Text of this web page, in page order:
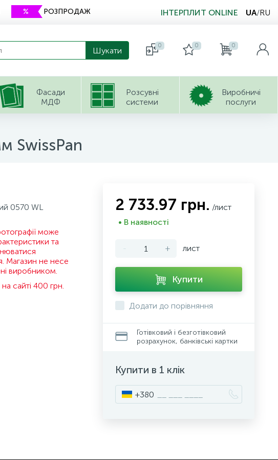
% РОЗПРОДАЖ ІНТЕРПЛИТ ONLINE UA/RU
0 0 0
Фасади
МДФ
Розсувні
системи
Виробничі
послуги
SwissPan
0570 WL
може
та
Магазин не несе
виробником.
сайті 400 грн.
2 733.97 грн. /лист
• В наявності
- + лист
Купити
Додати до порівняння
Готівковий і безготівковий
розрахунок, банківські картки
Купити в 1 клік
+380